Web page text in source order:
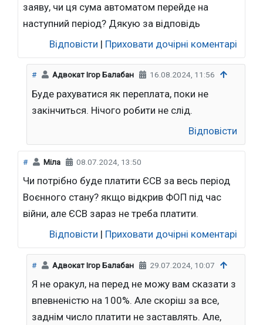
заяву, чи ця сума автоматом перейде на
наступний період? Дякую за відповідь
Відповісти | Приховати дочірні коментарі
# Адвокат Ігор Балабан 16.08.2024, 11:56
Буде рахуватися як переплата, поки не
закінчиться. Нічого робити не слід.
Відповісти
# Міла 08.07.2024, 13:50
Чи потрібно буде платити ЄСВ за весь період
Воєнного стану? якщо відкрив ФОП під час
війни, але ЄСВ зараз не треба платити.
Відповісти | Приховати дочірні коментарі
# Адвокат Ігор Балабан 29.07.2024, 10:07
Я не оракул, на перед не можу вам сказати з
впевненістю на 100%. Але скоріш за все,
заднім число платити не заставлять. Але,